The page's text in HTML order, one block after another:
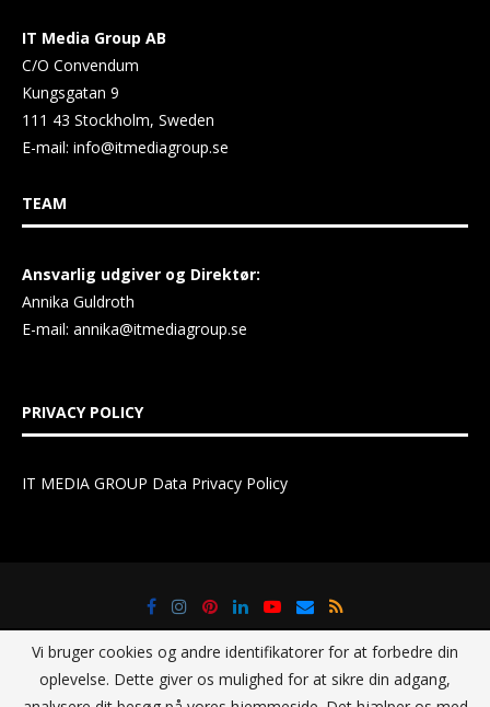
IT Media Group AB
C/O Convendum
Kungsgatan 9
111 43 Stockholm, Sweden
E-mail: info@itmediagroup.se
TEAM
Ansvarlig udgiver og Direktør:
Annika Guldroth
E-mail: annika@itmediagroup.se
PRIVACY POLICY
IT MEDIA GROUP Data Privacy Policy
Vi bruger cookies og andre identifikatorer for at forbedre din
oplevelse. Dette giver os mulighed for at sikre din adgang,